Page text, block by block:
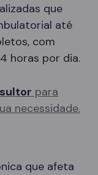
que
até
com
horas por dia.
para
necessidade.
que afeta